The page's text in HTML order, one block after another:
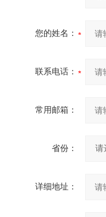
您的姓名：
联系电话：
常用邮箱：
省份：
详细地址：